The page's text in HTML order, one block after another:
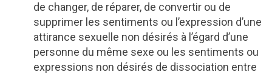
de changer, de réparer, de convertir ou de
supprimer les sentiments ou l’expression d’une
attirance sexuelle non désirés à l’égard d’une
personne du même sexe ou les sentiments ou
expressions non désirés de dissociation entre